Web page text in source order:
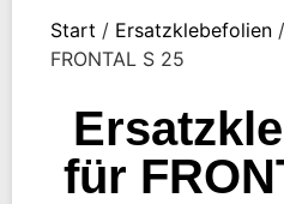
Start / Ersatzklebefolien
FRONTAL S 25
für